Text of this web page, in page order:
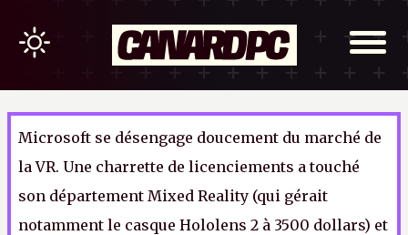
Microsoft se désengage doucement du marché de
la VR. Une charrette de licenciements a touché
son département Mixed Reality (qui gérait
notamment le casque Hololens 2 à 3500 dollars) et